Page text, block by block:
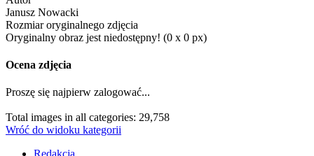
Janusz Nowacki
Rozmiar oryginalnego zdjęcia
Oryginalny obraz jest niedostępny! (0 x 0 px)
Ocena zdjęcia
Proszę się najpierw zalogować...
Total images in all categories: 29,758
Wróć do widoku kategorii